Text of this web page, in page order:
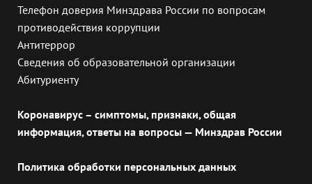
Телефон доверия Минздрава России по вопросам
противодействия коррупции
Антитеррор
Сведения об образовательной организации
Абитуриенту
Коронавирус – симптомы, признаки, общая
информация, ответы на вопросы — Минздрав России
Политика обработки персональных данных